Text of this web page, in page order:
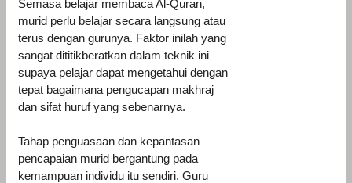
Semasa belajar membaca Al-Quran,
murid perlu belajar secara langsung atau
terus dengan gurunya. Faktor inilah yang
sangat dititikberatkan dalam teknik ini
supaya pelajar dapat mengetahui dengan
tepat bagaimana pengucapan makhraj
dan sifat huruf yang sebenarnya.
Tahap penguasaan dan kepantasan
pencapaian murid bergantung pada
kemampuan individu itu sendiri. Guru